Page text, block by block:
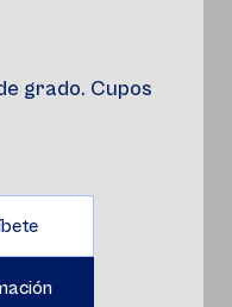
grado. Cupos